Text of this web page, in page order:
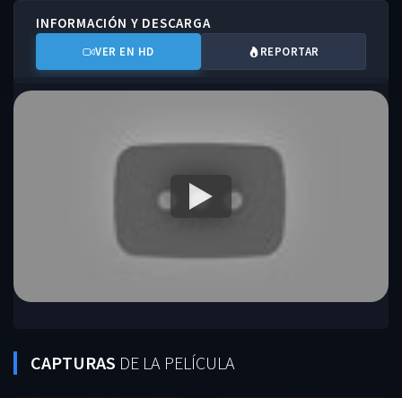
INFORMACIÓN Y DESCARGA
VER EN HD REPORTAR
CAPTURAS DE LA PELÍCULA